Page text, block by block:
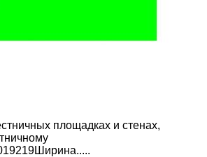
площадках и стенах,